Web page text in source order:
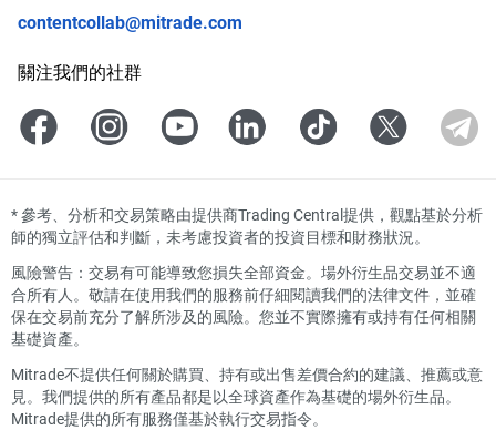
contentcollab@mitrade.com
關注我們的社群
*參考、分析和交易策略由提供商Trading Central提供，觀點基於分析
師的獨立評估和判斷，未考慮投資者的投資目標和財務狀況。
風險警告：交易有可能導致您損失全部資金。場外衍生品交易並不適
合所有人。敬請在使用我們的服務前仔細閱讀我們的法律文件，並確
保在交易前充分了解所涉及的風險。您並不實際擁有或持有任何相關
基礎資產。
Mitrade不提供任何關於購買、持有或出售差價合約的建議、推薦或意
見。我們提供的所有產品都是以全球資產作為基礎的場外衍生品。
Mitrade提供的所有服務僅基於執行交易指令。